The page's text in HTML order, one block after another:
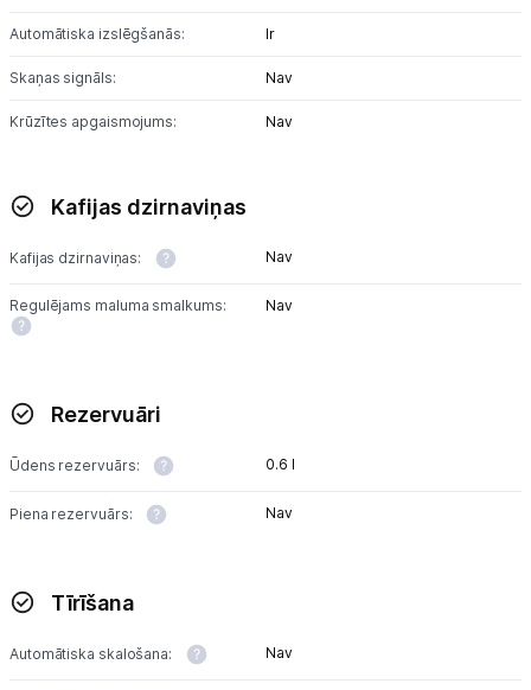
Automātiska izslēgšanās: Ir
Skaņas signāls: Nav
Krūzītes apgaismojums: Nav
Kafijas dzirnaviņas
Kafijas dzirnaviņas: Nav
Regulējams maluma smalkums: Nav
Rezervuāri
Ūdens rezervuārs: 0.6 l
Piena rezervuārs: Nav
Tīrīšana
Automātiska skalošana: Nav